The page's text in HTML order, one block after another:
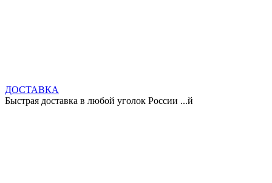
ДОСТАВКА
Быстрая доставка в любой уголок России ...й